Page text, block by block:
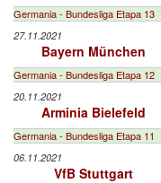
Germania - Bundesliga Etapa 13
27.11.2021
Bayern München
Germania - Bundesliga Etapa 12
20.11.2021
Arminia Bielefeld
Germania - Bundesliga Etapa 11
06.11.2021
VfB Stuttgart